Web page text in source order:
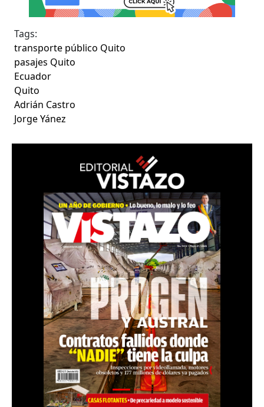
Tags:
transporte público Quito
pasajes Quito
Ecuador
Quito
Adrián Castro
Jorge Yánez